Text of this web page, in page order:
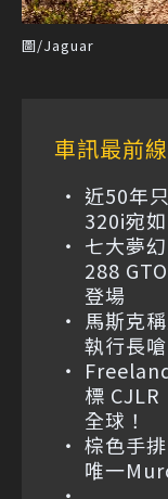
圖/Jaguar
車訊最前線
近50年
320i宛
七大夢
288
登場
馬斯克
執行長
標
全球！
棕色手
唯一